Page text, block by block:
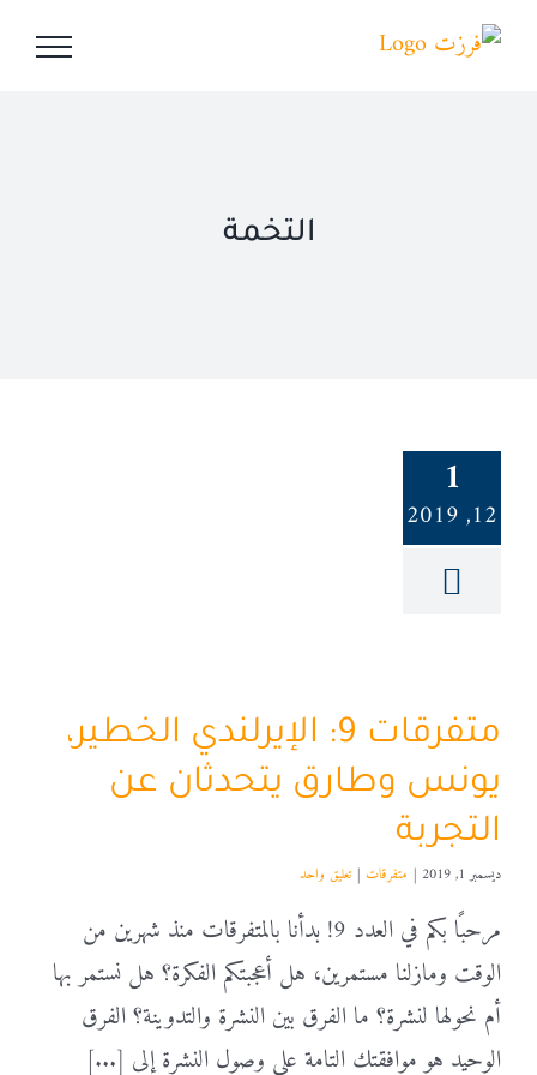
Skip
التخمة
1
12, 2019
متفرقات 9: الإيرلندي الخطير،
يونس وطارق يتحدثان عن
التجربة
ديسمبر 1, 2019 | متفرقات | تعليق واحد
مرحبًا بكم في العدد 9! بدأنا بالمتفرقات منذ شهرين من
الوقت ومازلنا مستمرين، هل أعجبتكم الفكرة؟ هل نستمر بها
أم نحولها لنشرة؟ ما الفرق بين النشرة والتدوينة؟ الفرق
الوحيد هو موافقتك التامة على وصول النشرة إلى [...]